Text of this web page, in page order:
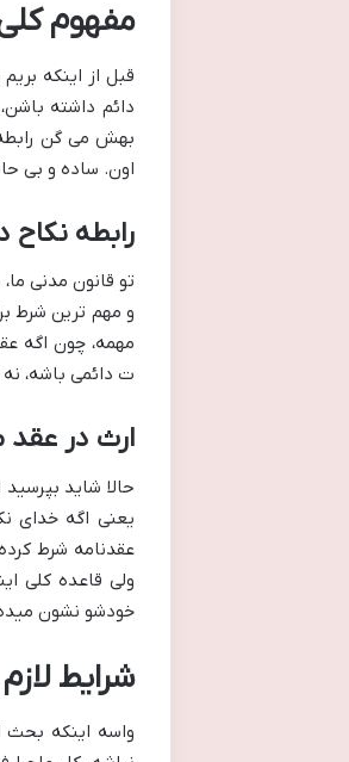
مفهوم
قبل از اینکه
دائم داشته
بهش می گن
اون. ساده و بی
رابطه نکاح
و مهم ترین شرط
مهمه، چون اگه
ت دائمی باشه،
ارث در عقد
حالا شاید
یعنی اگه خدای
عقدنامه شرط
ولی قاعده کلی
خودشو نشون
شرایط
واسه اینکه بحث